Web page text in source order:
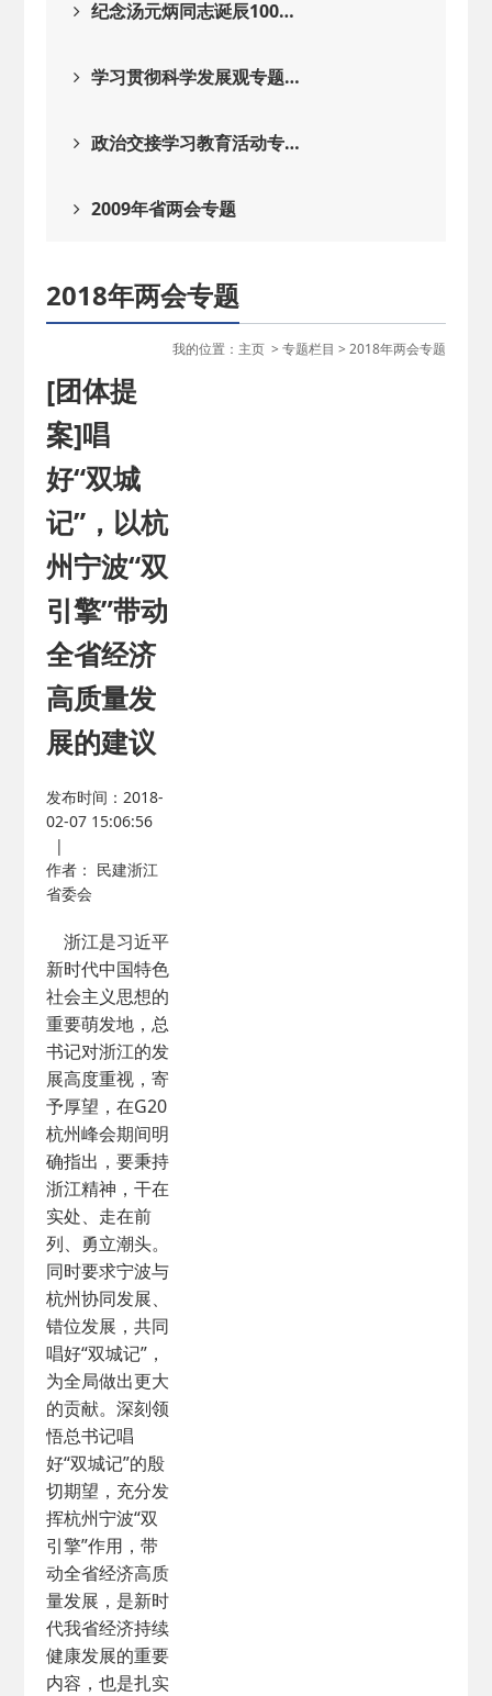
纪念汤元炳同志诞辰100…
学习贯彻科学发展观专题…
政治交接学习教育活动专…
2009年省两会专题
2018年两会专题
我的位置： 主页> 专题栏目 > 2018年两会专题
[团体提
案]唱
好“双城
记”，以杭
州宁波“双
引擎”带动
全省经济
高质量发
展的建议
发布时间：2018-
02-07 15:06:56
|
作者： 民建浙江
省委会
浙江是习近平
新时代中国特色
社会主义思想的
重要萌发地，总
书记对浙江的发
展高度重视，寄
予厚望，在G20
杭州峰会期间明
确指出，要秉持
浙江精神，干在
实处、走在前
列、勇立潮头。
同时要求宁波与
杭州协同发展、
错位发展，共同
唱好“双城记”，
为全局做出更大
的贡献。深刻领
悟总书记唱
好“双城记”的殷
切期望，充分发
挥杭州宁波“双
引擎”作用，带
动全省经济高质
量发展，是新时
代我省经济持续
健康发展的重要
内容，也是扎实